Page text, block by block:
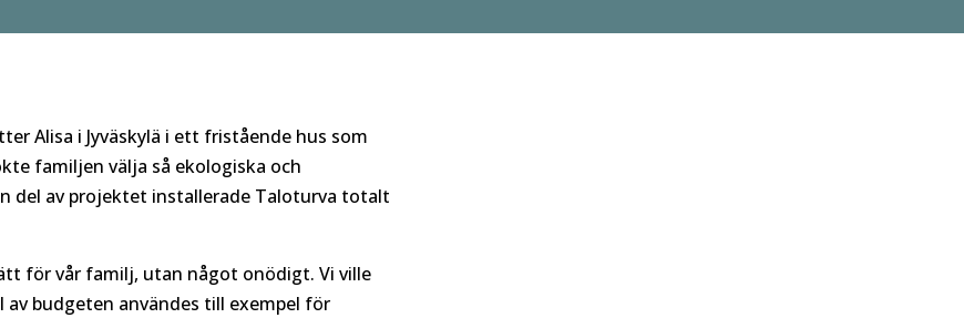
Alisa i Jyväskylä i ett fristående hus som
familjen välja så ekologiska och
del av projektet installerade Taloturva totalt
för vår familj, utan något onödigt. Vi ville
budgeten användes till exempel för